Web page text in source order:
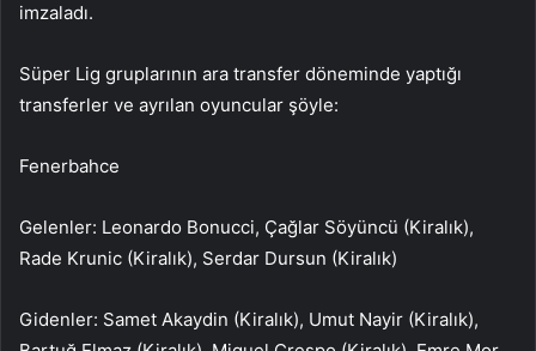
imzaladı.
Süper Lig gruplarının ara transfer döneminde yaptığı
transferler ve ayrılan oyuncular şöyle:
Fenerbahce
Gelenler: Leonardo Bonucci, Çağlar Söyüncü (Kiralık),
Rade Krunic (Kiralık), Serdar Dursun (Kiralık)
Gidenler: Samet Akaydin (Kiralık), Umut Nayir (Kiralık),